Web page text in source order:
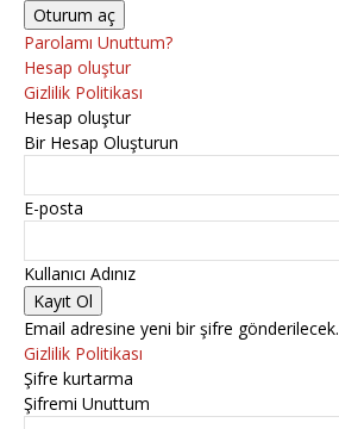
Parolamı Unuttum?
Hesap oluştur
Gizlilik Politikası
Hesap oluştur
Bir Hesap Oluşturun
E-posta
Kullanıcı Adınız
Email adresine yeni bir şifre gönderilecek.
Gizlilik Politikası
Şifre kurtarma
Şifremi Unuttum